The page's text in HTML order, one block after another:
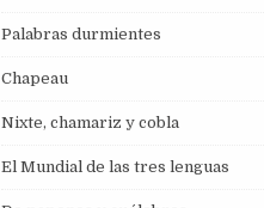
Palabras durmientes
Chapeau
Nixte, chamariz y cobla
El Mundial de las tres lenguas